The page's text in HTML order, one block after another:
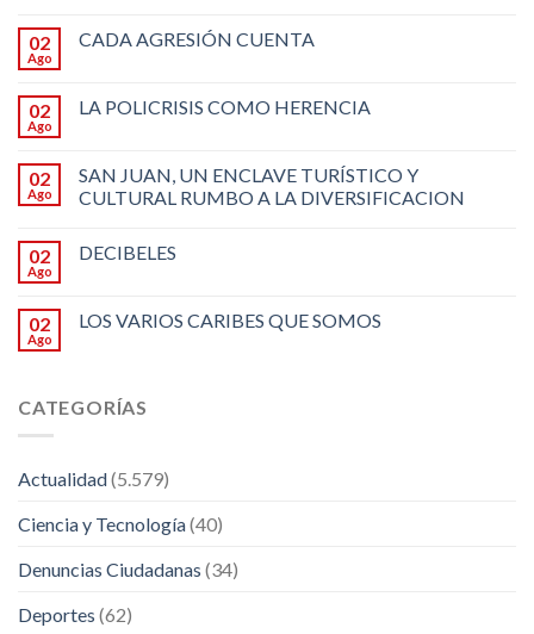
02
Ago
CADA AGRESIÓN CUENTA
02
Ago
LA POLICRISIS COMO HERENCIA
02
Ago
SAN JUAN, UN ENCLAVE TURÍSTICO Y
CULTURAL RUMBO A LA DIVERSIFICACION
02
Ago
DECIBELES
02
Ago
LOS VARIOS CARIBES QUE SOMOS
CATEGORÍAS
Actualidad(5.579)
Ciencia y Tecnología(40)
Denuncias Ciudadanas (34)
Deportes (62)